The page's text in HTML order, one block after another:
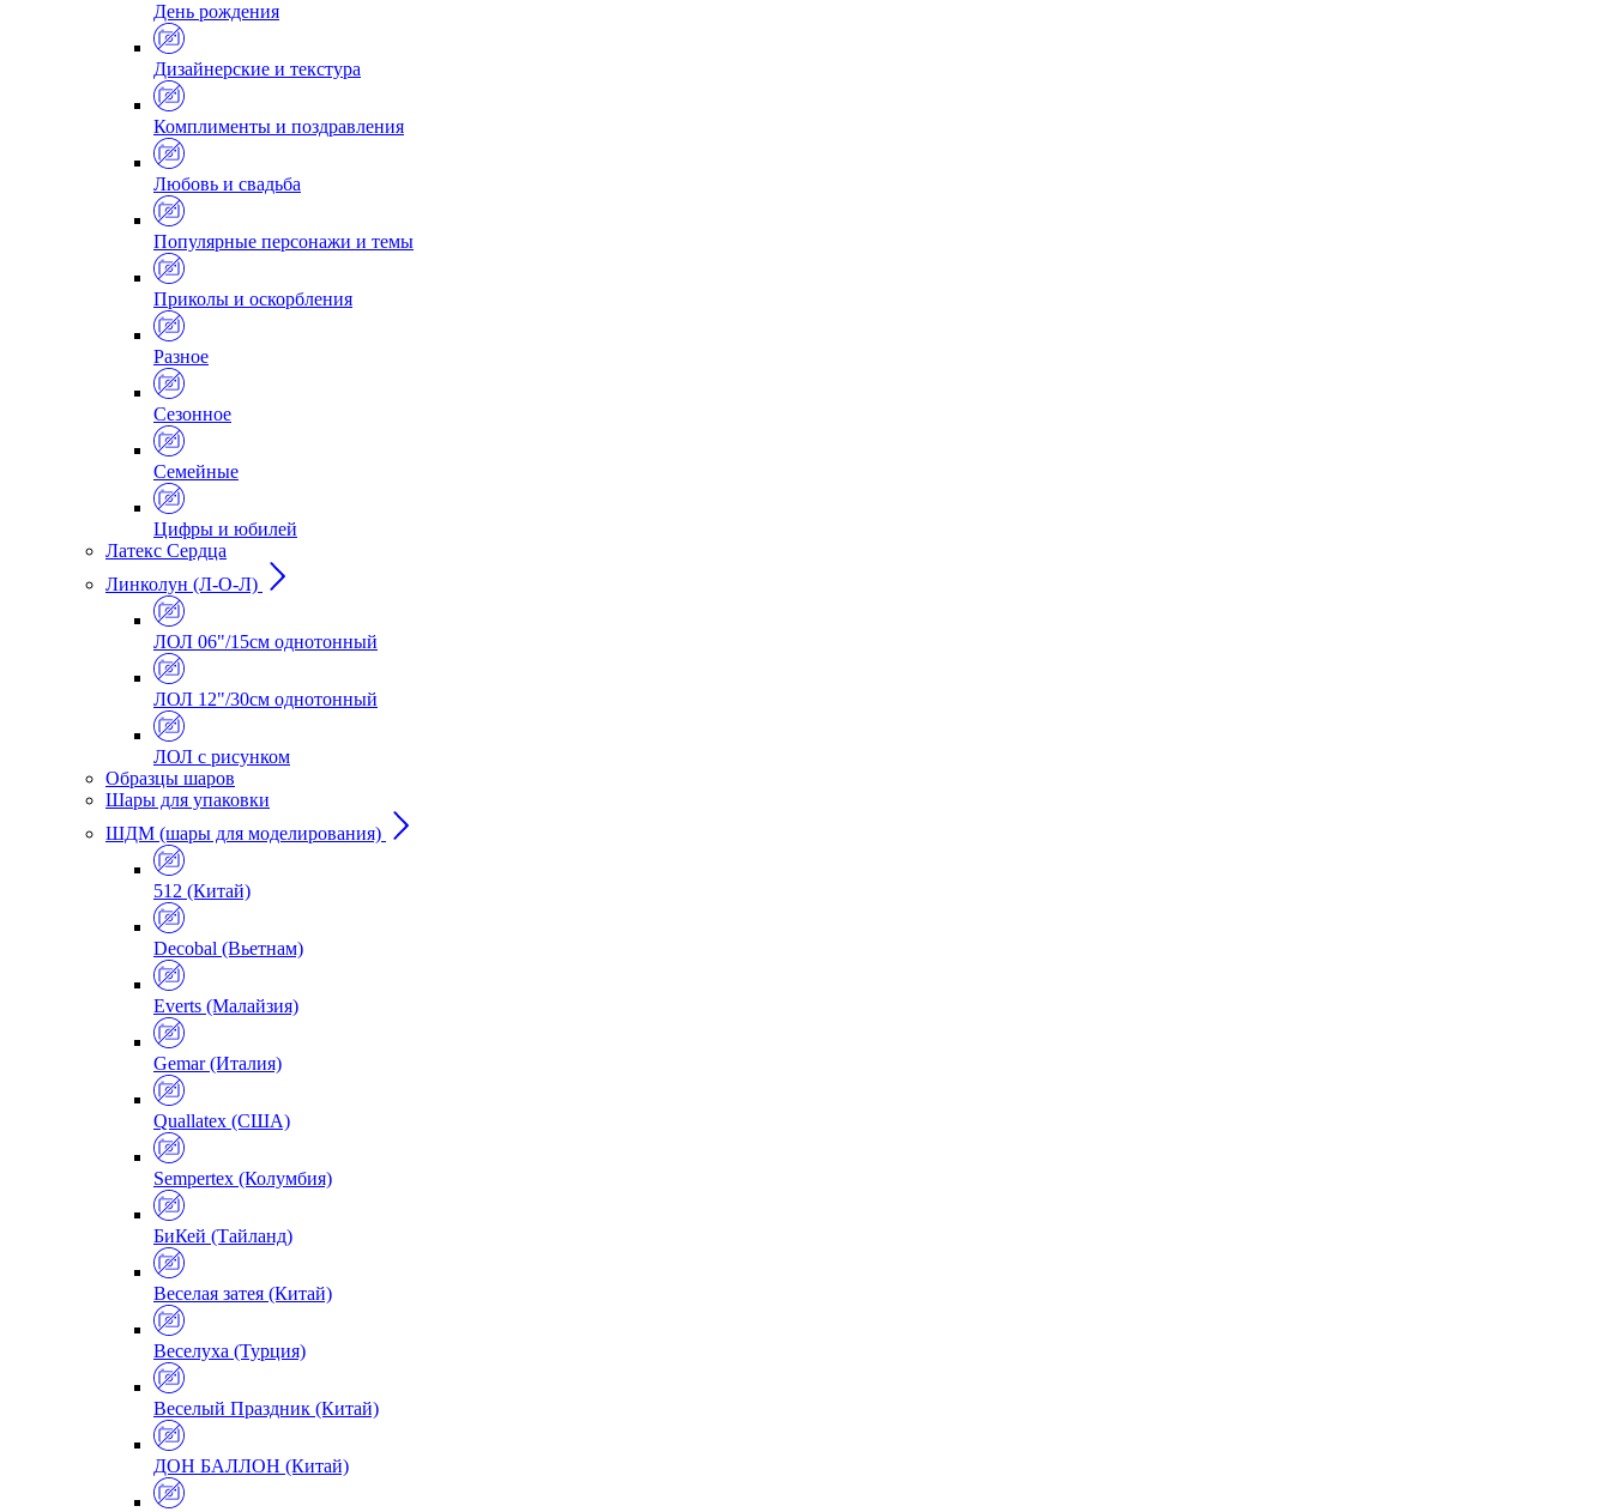
День рождения
Дизайнерские и текстура
Комплименты и поздравления
Любовь и свадьба
Популярные персонажи и темы
Приколы и оскорбления
Разное
Сезонное
Семейные
Цифры и юбилей
Латекс Сердца
Линколун (Л-О-Л)
ЛОЛ 06"/15см однотонный
ЛОЛ 12"/30см однотонный
ЛОЛ с рисунком
Образцы шаров
Шары для упаковки
ШДМ (шары для моделирования)
512 (Китай)
Decobal (Вьетнам)
Everts (Малайзия)
Gemar (Италия)
Quallatex (США)
Sempertex (Колумбия)
БиКей (Тайланд)
Веселая затея (Китай)
Веселуха (Турция)
Веселый Праздник (Китай)
ДОН БАЛЛОН (Китай)